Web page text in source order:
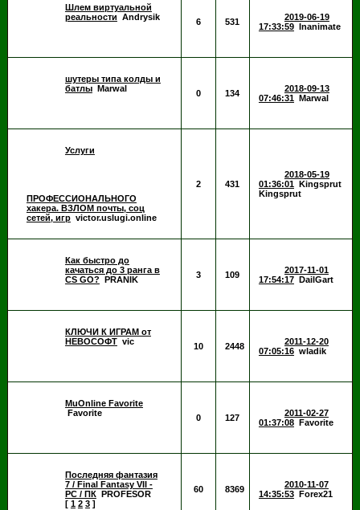
Шлем виртуальной
реальности Andrysik 6 531
2019-06-19
17:33:59
Inanimate
шутеры типа колды и
батлы
Marwal 0 134
2018-09-13
07:46:31
Marwal
Услуги
ПРОФЕССИОНАЛЬНОГО
хакера. ВЗЛОМ почты, соц
сетей, игр victor.uslugi.online
2 431
2018-05-19
01:36:01
Kingsprut
Kingsprut
Как быстро до
качаться до 3 ранга в
CS GO?
PRANIK 3 109
2017-11-01
17:54:17
DailGart
КЛЮЧИ К ИГРАМ от
НЕВОСОФТ vic 10 2448
2011-12-20
07:05:16 wladik
MuOnline Favorite
Favorite
0 127
2011-02-27
01:37:08
Favorite
Последняя фантазия
7 / Final Fantasy VII -
PC / ПК
PROFESOR
[ 1 2 3 ]
60 8369
2010-11-07
14:35:53
Forex21